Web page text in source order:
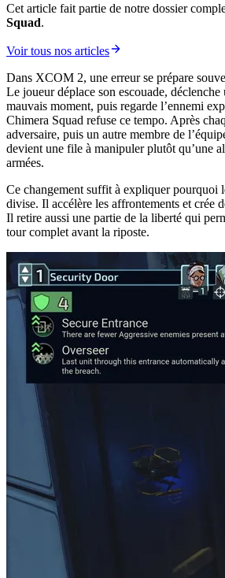
Cet article fait partie de notre dossier
Squad.
Voir tous nos articles
Dans XCOM 2, une erreur se prépare
Le joueur déplace son escouade,
mauvais moment, puis regarde l’ennemi
Chimera Squad refuse ce tempo. Après
adversaire, puis un autre membre de
devient une file à manipuler plutôt qu’une
armées.
Ce changement suffit à expliquer pourquoi
divise. Il accélère les affrontements et crée
Il retire aussi une partie de la liberté qui
tour complet avant la riposte.